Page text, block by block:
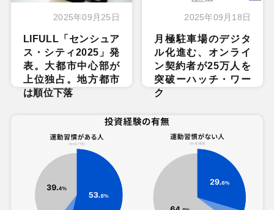
2025年09月25日
LIFULL「センシュア
ス・シティ2025」発
表。大都市中心部が
上位独占。地方都市
は順位下落
2025年09月18日
月極駐車場のデジタ
ル化進む、オンライ
ン契約者が25万人を
突破ーハッチ・ワー
ク